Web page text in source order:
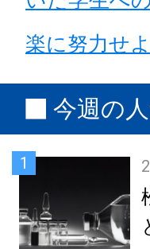
楽に努力せ
今週の
1